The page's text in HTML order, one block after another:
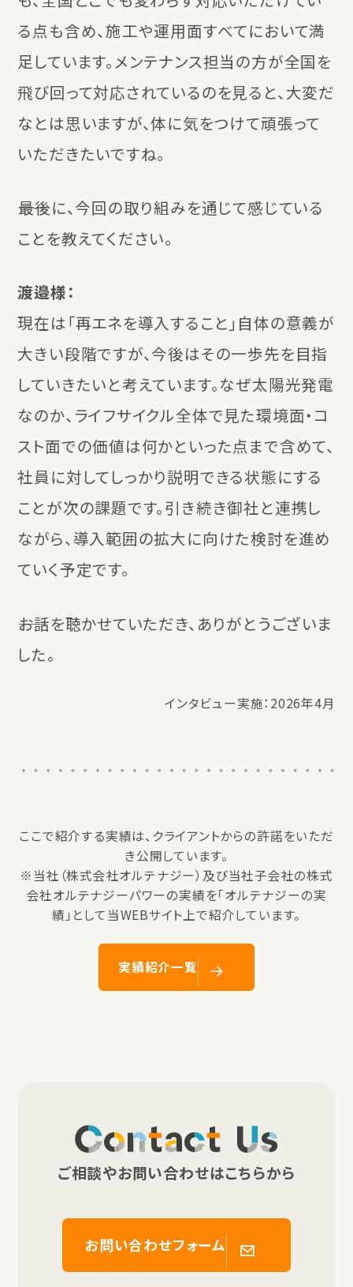
る点も含め、施工や運用面すべてにおいて満
足しています。メンテナンス担当の方が全国を
飛び回って対応されているのを見ると、大変だ
なとは思いますが、体に気をつけて頑張って
いただきたいですね。
――最後に、今回の取り組みを通じて感じている
ことを教えてください。
渡邉様：
現在は「再エネを導入すること」自体の意義が
大きい段階ですが、今後はその一歩先を目指
していきたいと考えています。なぜ太陽光発電
なのか、ライフサイクル全体で見た環境面・コ
スト面での価値は何かといった点まで含めて、
社員に対してしっかり説明できる状態にする
ことが次の課題です。引き続き御社と連携し
ながら、導入範囲の拡大に向けた検討を進め
ていく予定です。
――お話を聴かせていただき、ありがとうございま
した。
インタビュー実施：2026年4月
ここで紹介する実績は、クライアントからの許諾をいただ
き公開しています。
※当社（株式会社オルテナジー）及び当社子会社の株式
会社オルテナジーパワーの実績を「オルテナジーの実
績」として当WEBサイト上で紹介しています。
実績紹介一覧
Contact Us
ご相談やお問い合わせはこちらから
お問い合わせフォーム